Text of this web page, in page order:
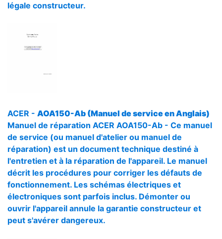
légale constructeur.
ACER - AOA150-Ab (Manuel de service en Anglais)
Manuel de réparation ACER AOA150-Ab - Ce manuel
de service (ou manuel d'atelier ou manuel de
réparation) est un document technique destiné à
l'entretien et à la réparation de l'appareil. Le manuel
décrit les procédures pour corriger les défauts de
fonctionnement. Les schémas électriques et
électroniques sont parfois inclus. Démonter ou
ouvrir l'appareil annule la garantie constructeur et
peut s'avérer dangereux.